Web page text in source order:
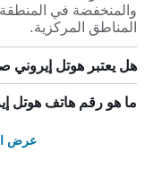
والمنخفضة في
المناطق المركزية.
هل يعتبر هوتل إيروني
ما هو رقم هاتف هوتل
عرض